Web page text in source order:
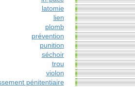
latomie
lien
plomb
prévention
punition
séchoir
trou
violon
pénitentiaire